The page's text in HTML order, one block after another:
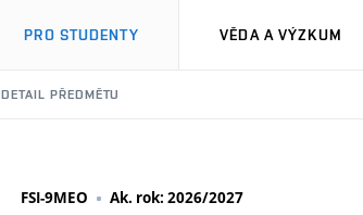
PRO STUDENTY VĚDA A VÝZKUM
DETAIL PŘEDMĚTU
FSI-9MEO Ak. rok: 2026/2027